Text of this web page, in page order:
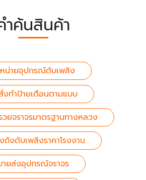
ำค้นสินค้า
น่ายอุปกรณ์ดับเพลิง
งทำป้ายเตือนตามแบบ
ยจราจรมาตรฐานทางหลวง
ถังดับเพลิงราคาโรงงาน
ายส่งอุปกรณ์จราจร